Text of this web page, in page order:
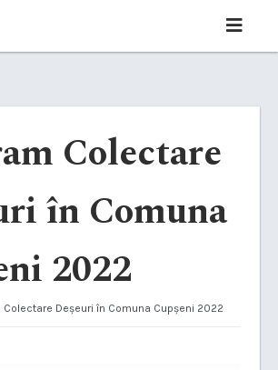
Colectare
în Comuna
2022
Colectare Deșeuri în Comuna Cupșeni 2022